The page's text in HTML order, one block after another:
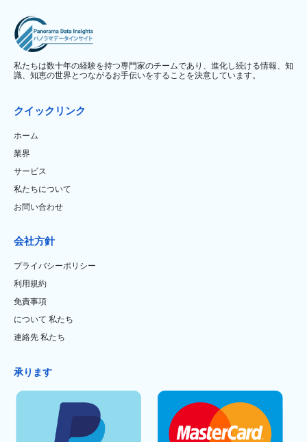
私たちは数十年の経験を持つ専門家のチームであり、進化し続ける情報、知
識、知恵の世界とつながるお手伝いをすることを決意しています。
クイックリンク
ホーム
業界
サービス
私たちについて
お問い合わせ
会社方針
プライバシーポリシー
利用規約
免責事項
について 私たち
連絡先 私たち
承ります